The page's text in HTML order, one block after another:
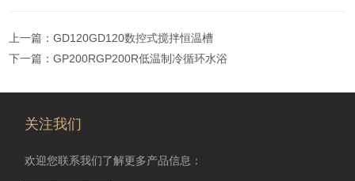
上一篇：GD120GD120数控式搅拌恒温槽
下一篇：GP200RGP200R低温制冷循环水浴
关注我们
欢迎您联系我们了解更多产品信息：